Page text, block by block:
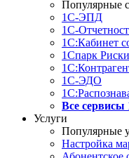
Популярные
1С-ЭПД
1С-
1С:Кабинет
1Спарк Риски
1С-ЭДО
Все сервисы
Услуги
Популярные
Настройка